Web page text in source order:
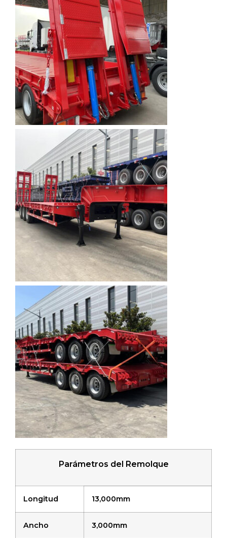
Parámetros del Remolque
Longitud 13,000mm
Ancho 3,000mm